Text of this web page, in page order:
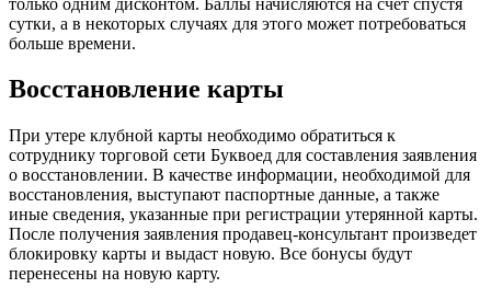
сутки, а в некоторых случаях для этого может потребоваться
больше времени.
Восстановление карты
При утере клубной карты необходимо обратиться к
сотруднику торговой сети Буквоед для составления заявления
о восстановлении. В качестве информации, необходимой для
восстановления, выступают паспортные данные, а также
иные сведения, указанные при регистрации утерянной карты.
После получения заявления продавец-консультант произведет
блокировку карты и выдаст новую. Все бонусы будут
перенесены на новую карту.